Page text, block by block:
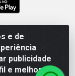
e de
publicidade
e melhorar a
Galpão B -
075 - CNPJ